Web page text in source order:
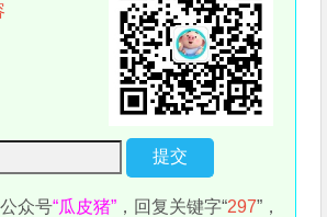
众号“瓜皮猪” ，回复关键字“297”，